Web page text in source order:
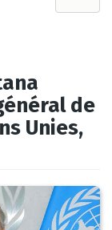
de
Unies,